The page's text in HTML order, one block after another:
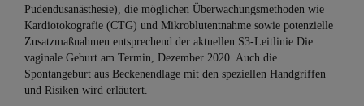
Pudendusanästhesie), die möglichen Überwachungsmethoden wie
Kardiotokografie (CTG) und Mikroblutentnahme sowie potenzielle
Zusatzmaßnahmen entsprechend der aktuellen S3-Leitlinie Die
vaginale Geburt am Termin, Dezember 2020. Auch die
Spontangeburt aus Beckenendlage mit den speziellen Handgriffen
und Risiken wird erläutert.